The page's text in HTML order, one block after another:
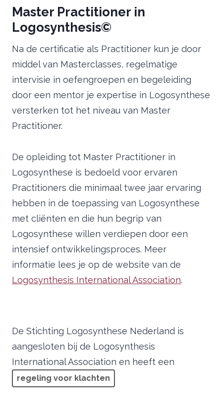
Master Practitioner in
Logosynthesis©
Na de certificatie als Practitioner kun je door
middel van Masterclasses, regelmatige
intervisie in oefengroepen en begeleiding
door een mentor je expertise in Logosynthese
versterken tot het niveau van Master
Practitioner.
De opleiding tot Master Practitioner in
Logosynthese is bedoeld voor ervaren
Practitioners die minimaal twee jaar ervaring
hebben in de toepassing van Logosynthese
met cliënten en die hun begrip van
Logosynthese willen verdiepen door een
intensief ontwikkelingsproces. Meer
informatie lees je op de website van de
Logosynthesis International Association.
De Stichting Logosynthese Nederland is
aangesloten bij de Logosynthesis
International Association en heeft een
regeling voor klachten